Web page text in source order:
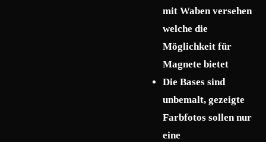
mit Waben versehen
welche die
Möglichkeit für
Magnete bietet
Die Bases sind
unbemalt, gezeigte
Farbfotos sollen nur
eine